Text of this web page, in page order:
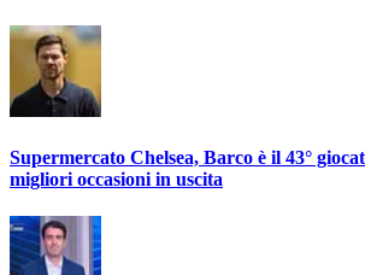
Supermercato Chelsea, Barco è il 43°
migliori occasioni in uscita